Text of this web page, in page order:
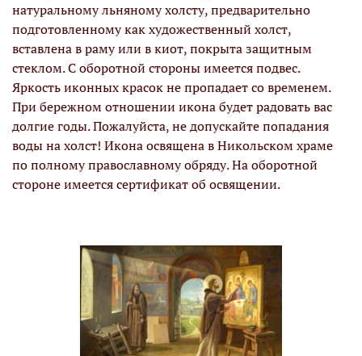
натуральному льняному холсту, предварительно
подготовленному как художественный холст,
вставлена в раму или в киот, покрыта защитным
стеклом. С оборотной стороны имеется подвес.
Яркость иконных красок не пропадает со временем.
При бережном отношении икона будет радовать вас
долгие годы. Пожалуйста, не допускайте попадания
воды на холст! Икона освящена в Никольском храме
по полному православному обряду. На оборотной
стороне имеется сертификат об освящении.